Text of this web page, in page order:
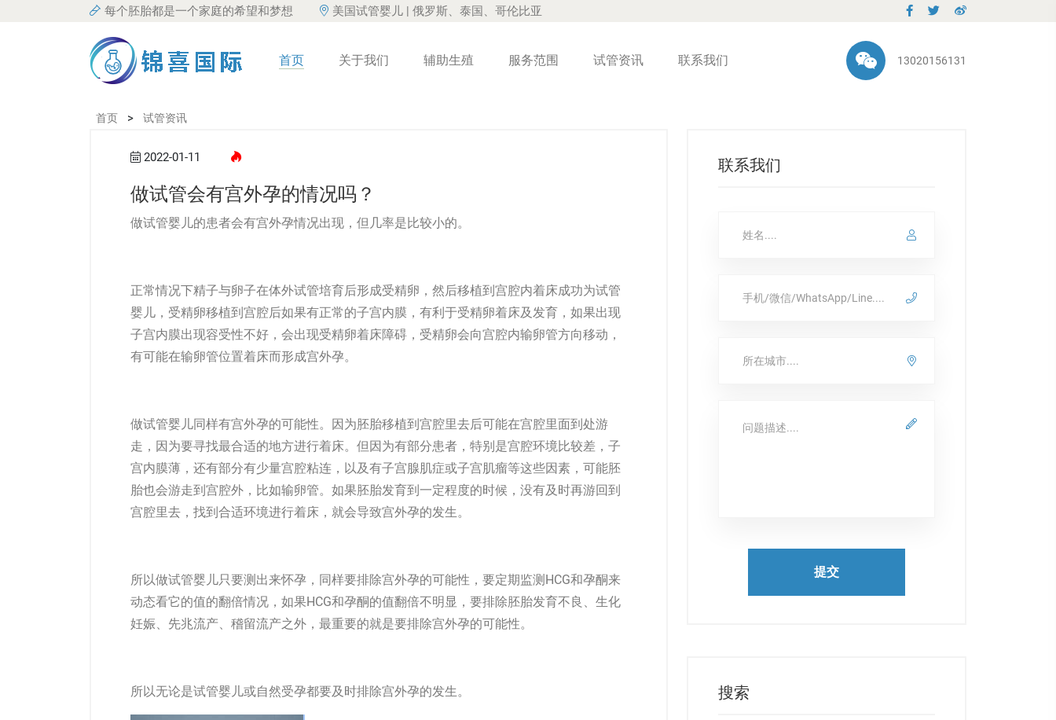
每个胚胎都是一个家庭的希望和梦想 美国试管婴儿 | 俄罗斯、泰国、哥伦比亚
首页 关于我们 辅助生殖 服务范围 试管资讯 联系我们 13020156131
首页 > 试管资讯
2022-01-11
做试管会有宫外孕的情况吗？
做试管婴儿的患者会有宫外孕情况出现，但几率是比较小的。
正常情况下精子与卵子在体外试管培育后形成受精卵，然后移植到宫腔内着床成功为试管
婴儿，受精卵移植到宫腔后如果有正常的子宫内膜，有利于受精卵着床及发育，如果出现
子宫内膜出现容受性不好，会出现受精卵着床障碍，受精卵会向宫腔内输卵管方向移动，
有可能在输卵管位置着床而形成宫外孕。
做试管婴儿同样有宫外孕的可能性。因为胚胎移植到宫腔里去后可能在宫腔里面到处游
走，因为要寻找最合适的地方进行着床。但因为有部分患者，特别是宫腔环境比较差，子
宫内膜薄，还有部分有少量宫腔粘连，以及有子宫腺肌症或子宫肌瘤等这些因素，可能胚
胎也会游走到宫腔外，比如输卵管。如果胚胎发育到一定程度的时候，没有及时再游回到
宫腔里去，找到合适环境进行着床，就会导致宫外孕的发生。
所以做试管婴儿只要测出来怀孕，同样要排除宫外孕的可能性，要定期监测HCG和孕酮来
动态看它的值的翻倍情况，如果HCG和孕酮的值翻倍不明显，要排除胚胎发育不良、生化
妊娠、先兆流产、稽留流产之外，最重要的就是要排除宫外孕的可能性。
所以无论是试管婴儿或自然受孕都要及时排除宫外孕的发生。
联系我们
提交
搜索